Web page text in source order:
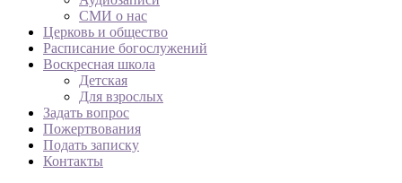
СМИ о нас
Церковь и общество
Расписание богослужений
Воскресная школа
Детская
Для взрослых
Задать вопрос
Пожертвования
Подать записку
Контакты